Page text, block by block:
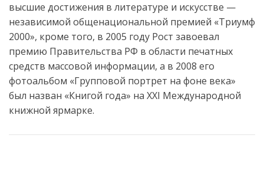
высшие достижения в литературе и искусстве —
независимой общенациональной премией «Триумф
2000», кроме того, в 2005 году Рост завоевал
премию Правительства РФ в области печатных
средств массовой информации, а в 2008 его
фотоальбом «Групповой портрет на фоне века»
был назван «Книгой года» на XXI Международной
книжной ярмарке.